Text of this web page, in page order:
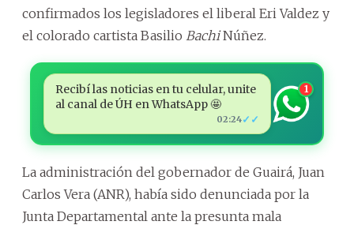
confirmados los legisladores el liberal Eri Valdez y
el colorado cartista Basilio BachiNúñez.
Recibí las noticias en tu celular, unite
al canal de ÚH en WhatsApp 🤩
02:24✓✓
1
La administración del gobernador de Guairá, Juan
Carlos Vera (ANR), había sido denunciada por la
Junta Departamental ante la presunta mala